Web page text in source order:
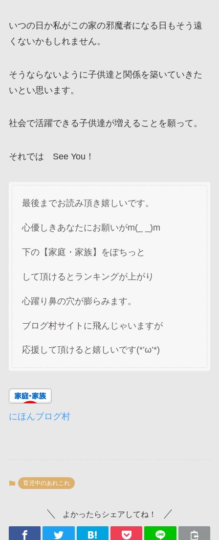
いつの日か私がこの家の邪魔者になる日もそう遠
くないかもしれません。
そうならないように子供達と関係を築いていきた
いとい思います。
社会で活躍できる子供達が増えることを願って。
それでは See You！
最後までお読み頂き嬉しいです。
心優しきあなたにお願いがm(_ _)m
下の【家庭・家族】をぽちっと
して頂けるとランキングが上がり
心躍り鼻の穴が膨らみます。
ブログ村サイトに飛んじゃいますが
応援して頂けると嬉しいです(*’ω’*)
にほんブログ村
育児中のあれこれ
よかったらシェアしてね！